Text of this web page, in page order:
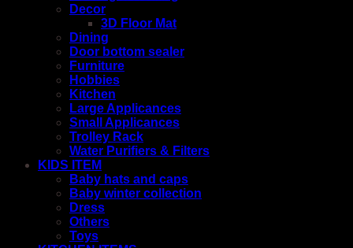
Decor
3D Floor Mat
Dining
Door bottom sealer
Furniture
Hobbies
Kitchen
Large Applicances
Small Applicances
Trolley Rack
Water Purifiers & Filters
KIDS ITEM
Baby hats and caps
Baby winter collection
Dress
Others
Toys